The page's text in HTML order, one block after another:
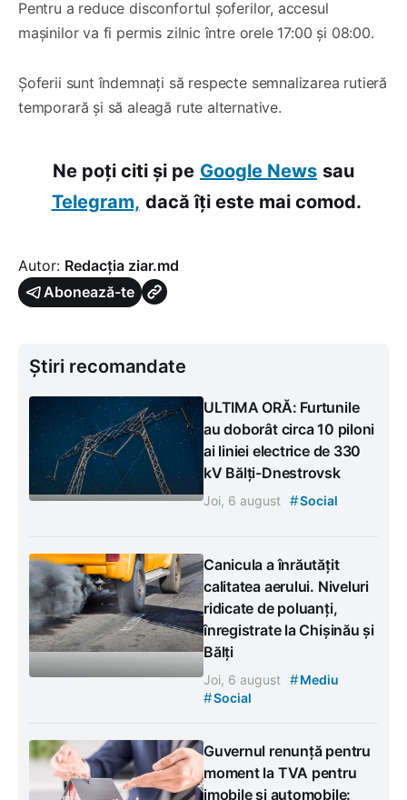
Pentru a reduce disconfortul șoferilor, accesul
mașinilor va fi permis zilnic între orele 17:00 și 08:00.
Șoferii sunt îndemnați să respecte semnalizarea rutieră
temporară și să aleagă rute alternative.
Ne poți citi și pe Google News sau
Telegram, dacă îți este mai comod.
Autor: Redacția ziar.md
Abonează-te
Știri recomandate
ULTIMA ORĂ: Furtunile
au doborât circa 10 piloni
ai liniei electrice de 330
kV Bălți-Dnestrovsk
Joi, 6 august #Social
Canicula a înrăutățit
calitatea aerului. Niveluri
ridicate de poluanți,
înregistrate la Chișinău și
Bălți
Joi, 6 august #Mediu
#Social
Guvernul renunță pentru
moment la TVA pentru
imobile și automobile: